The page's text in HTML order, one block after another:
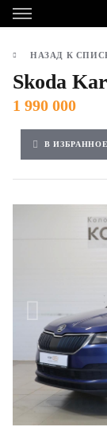
НАЗАД К
Skoda
1 990 000
В ИЗБРАННОЕ